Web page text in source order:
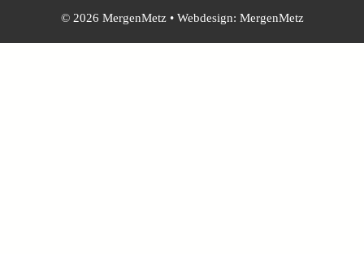
© 2026 MergenMetz • Webdesign: MergenMetz